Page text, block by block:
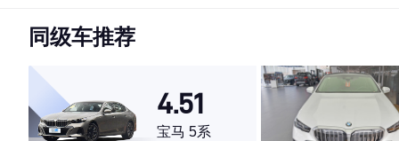
·外观表现一般，低于77%同级车
·空间表现一般，低于80%同级车
同级车推荐
4.51
宝马 5系